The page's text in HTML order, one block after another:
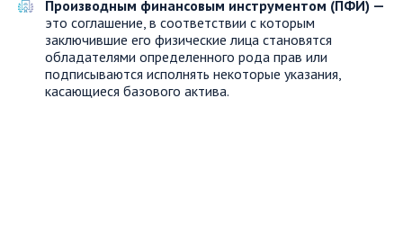
Производным финансовым инструментом (ПФИ) —
это соглашение, в соответствии с которым
заключившие его физические лица становятся
обладателями определенного рода прав или
подписываются исполнять некоторые указания,
касающиеся базового актива.